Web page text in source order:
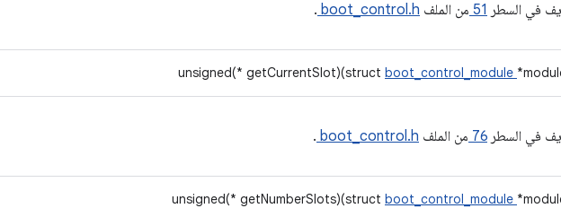
في السطر 51 من الملف boot_control.h
.
unsigned(* getCurrentSlot)(struct boot_control_module
في السطر 76 من الملف boot_control.h
.
unsigned(* getNumberSlots)(struct boot_control_module